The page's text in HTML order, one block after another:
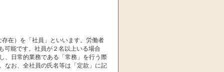
在）を「社員」といいます。労働者
可能です。社員が２名以上いる場合
、日常的業務である「常務」を行う際
なお、全社員の氏名等は「定款」に記